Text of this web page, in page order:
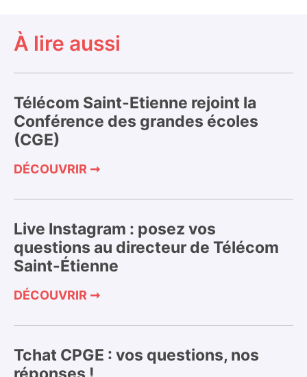
À lire aussi
Télécom Saint-Etienne rejoint la
Conférence des grandes écoles
(CGE)
DÉCOUVRIR ➞
Live Instagram : posez vos
questions au directeur de Télécom
Saint-Étienne
DÉCOUVRIR ➞
Tchat CPGE : vos questions, nos